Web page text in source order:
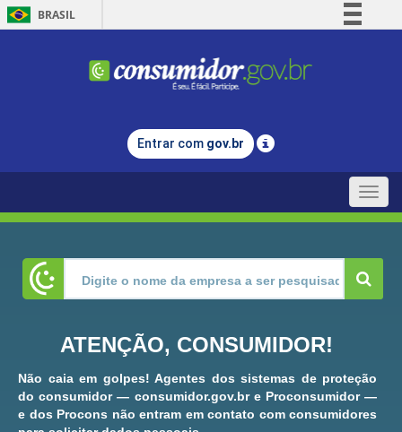
BRASIL
Comunica BR
Legislação
Entrar com gov.br
Toggle
ATENÇÃO, CONSUMIDOR!
Não caia em golpes! Agentes dos sistemas de proteção
do consumidor — consumidor.gov.br e Proconsumidor —
e dos Procons não entram em contato com consumidores